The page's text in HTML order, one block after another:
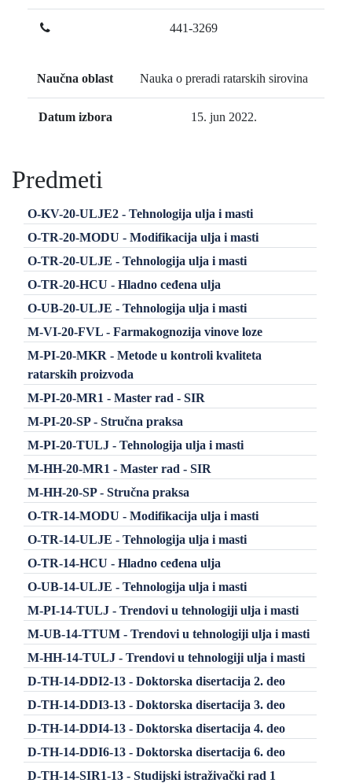
441-3269
Naučna oblast Nauka o preradi ratarskih sirovina
Datum izbora 15. jun 2022.
Predmeti
O-KV-20-ULJE2 - Tehnologija ulja i masti
O-TR-20-MODU - Modifikacija ulja i masti
O-TR-20-ULJE - Tehnologija ulja i masti
O-TR-20-HCU - Hladno ceđena ulja
O-UB-20-ULJE - Tehnologija ulja i masti
M-VI-20-FVL - Farmakognozija vinove loze
M-PI-20-MKR - Metode u kontroli kvaliteta
ratarskih proizvoda
M-PI-20-MR1 - Master rad - SIR
M-PI-20-SP - Stručna praksa
M-PI-20-TULJ - Tehnologija ulja i masti
M-HH-20-MR1 - Master rad - SIR
M-HH-20-SP - Stručna praksa
O-TR-14-MODU - Modifikacija ulja i masti
O-TR-14-ULJE - Tehnologija ulja i masti
O-TR-14-HCU - Hladno ceđena ulja
O-UB-14-ULJE - Tehnologija ulja i masti
M-PI-14-TULJ - Trendovi u tehnologiji ulja i masti
M-UB-14-TTUM - Trendovi u tehnologiji ulja i masti
M-HH-14-TULJ - Trendovi u tehnologiji ulja i masti
D-TH-14-DDI2-13 - Doktorska disertacija 2. deo
D-TH-14-DDI3-13 - Doktorska disertacija 3. deo
D-TH-14-DDI4-13 - Doktorska disertacija 4. deo
D-TH-14-DDI6-13 - Doktorska disertacija 6. deo
D-TH-14-SIR1-13 - Studijski istraživački rad 1